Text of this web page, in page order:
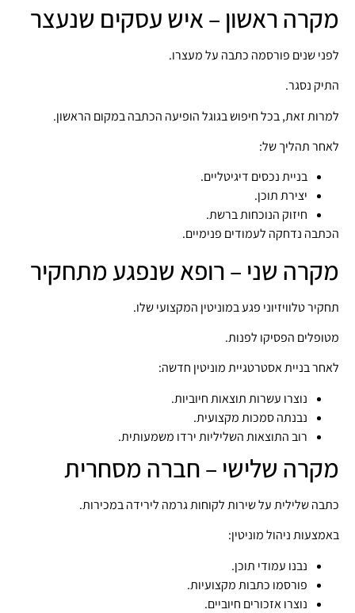
מקרה ראשון – איש עסקים שנעצר
לפני שנים פורסמה כתבה על מעצרו.
התיק נסגר.
למרות זאת, בכל חיפוש בגוגל הופיעה הכתבה במקום הראשון.
לאחר תהליך של:
בניית נכסים דיגיטליים.
יצירת תוכן.
חיזוק הנוכחות ברשת.
הכתבה נדחקה לעמודים פנימיים.
מקרה שני – רופא שנפגע מתחקיר
תחקיר טלוויזיוני פגע במוניטין המקצועי שלו.
מטופלים הפסיקו לפנות.
לאחר בניית אסטרטגיית מוניטין חדשה:
נוצרו עשרות תוצאות חיוביות.
נבנתה סמכות מקצועית.
רוב התוצאות השליליות ירדו משמעותית.
מקרה שלישי – חברה מסחרית
כתבה שלילית על שירות לקוחות גרמה לירידה במכירות.
באמצעות ניהול מוניטין:
נבנו עמודי תוכן.
פורסמו כתבות מקצועיות.
נוצרו אזכורים חיוביים.